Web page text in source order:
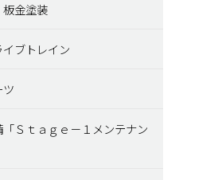
金塗装
ブトレイン
Ｓｔａｇｅ－１メンテナン